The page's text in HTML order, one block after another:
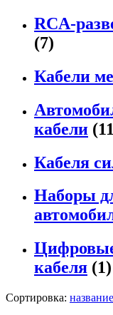
RCA-
(7)
Кабели
кабели
Кабеля
Наборы
кабеля (1)
Сортировка: название